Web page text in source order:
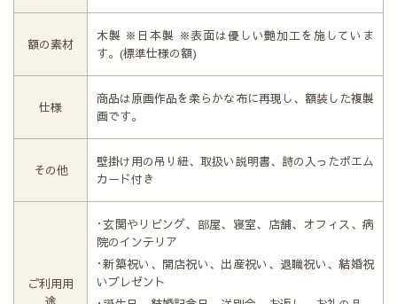
額の素材
木製 ※日本製 ※表面は優しい艶加工を施していま
す。(標準仕様の額)
仕様
商品は原画作品を柔らかな布に再現し、額装した複製
画です。
その他
壁掛け用の吊り紐、取扱い説明書、詩の入ったポエム
カード付き
ご利用用
･玄関やリビング、部屋、寝室、店舗、オフィス、病
院のインテリア
･新築祝い、開店祝い、出産祝い、退職祝い、結婚祝
いプレゼント